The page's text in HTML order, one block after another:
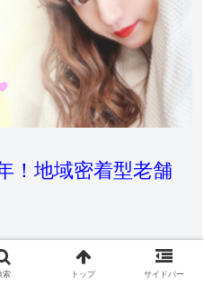
！地域密着型老舗
での出会いが探せるサイト
頭広告や女性誌への出稿を
索 トップ サイドバー